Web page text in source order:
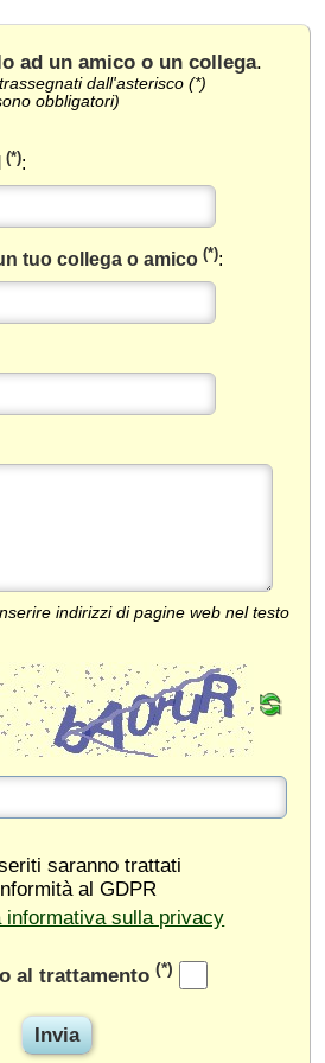
ad un amico o un collega.
dall'asterisco (*)
obbligatori)
(*):
tuo collega o amico(*):
indirizzi di pagine web nel testo
saranno trattati
al GDPR
informativa sulla privacy
al trattamento (*)